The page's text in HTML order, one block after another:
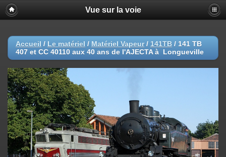
Vue sur la voie
Accueil / Le matériel / Matériel Vapeur/ 141TB / 141 TB
407 et CC 40110 aux 40 ans de l'AJECTA à Longueville